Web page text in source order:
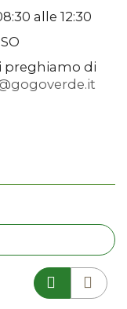
alle 12:30
preghiamo di